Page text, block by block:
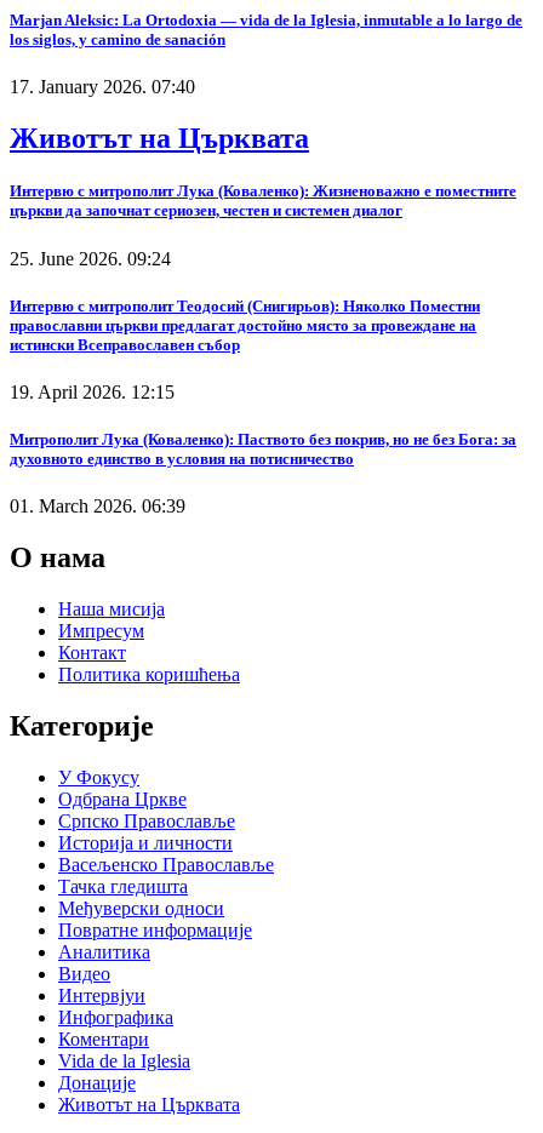
Marjan Aleksic: La Ortodoxia — vida de la Iglesia, inmutable a lo largo de
los siglos, y camino de sanación
17. January 2026. 07:40
Животът на Църквата
Интервю с митрополит Лука (Коваленко): Жизненоважно е поместните
църкви да започнат сериозен, честен и системен диалог
25. June 2026. 09:24
Интервю с митрополит Теодосий (Снигирьов): Няколко Поместни
православни църкви предлагат достойно място за провеждане на
истински Всеправославен събор
19. April 2026. 12:15
Митрополит Лука (Коваленко): Паството без покрив, но не без Бога: за
духовното единство в условия на потисничество
01. March 2026. 06:39
О нама
Наша мисија
Импресум
Контакт
Политика коришћења
Категорије
У Фокусу
Одбрана Цркве
Српско Православље
Историја и личности
Васељенско Православље
Тачка гледишта
Међуверски односи
Повратне информације
Аналитика
Видео
Интервјуи
Инфографика
Коментари
Vida de la Iglesia
Донације
Животът на Църквата